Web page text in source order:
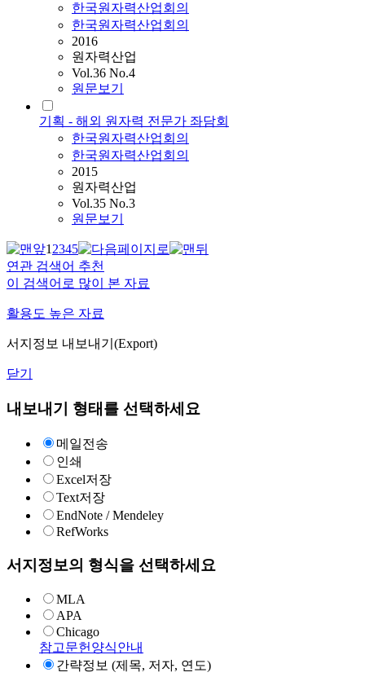
한국원자력산업회의
한국원자력산업회의
2016
원자력산업
Vol.36 No.4
원문보기
기획 - 해외 원자력 전문가 좌담회
한국원자력산업회의
한국원자력산업회의
2015
원자력산업
Vol.35 No.3
원문보기
12345
연관 검색어 추천
이 검색어로 많이 본 자료
활용도 높은 자료
서지정보 내보내기(Export)
닫기
내보내기 형태를 선택하세요
메일전송
인쇄
Excel저장
Text저장
EndNote / Mendeley
RefWorks
서지정보의 형식을 선택하세요
MLA
APA
Chicago
참고문헌양식안내
간략정보 (제목, 저자, 연도)